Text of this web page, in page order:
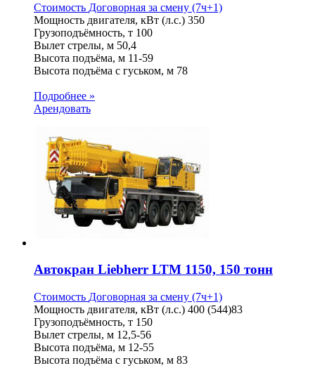
Стоимость Договорная за смену (7ч+1)
Мощность двигателя, кВт (л.с.) 350
Грузоподъёмность, т 100
Вылет стрелы, м 50,4
Высота подъёма, м 11-59
Высота подъёма с гуськом, м 78
Подробнее »
Арендовать
Автокран Liebherr LTM 1150, 150 тонн
Стоимость Договорная за смену (7ч+1)
Мощность двигателя, кВт (л.с.) 400 (544)83
Грузоподъёмность, т 150
Вылет стрелы, м 12,5-56
Высота подъёма, м 12-55
Высота подъёма с гуськом, м 83